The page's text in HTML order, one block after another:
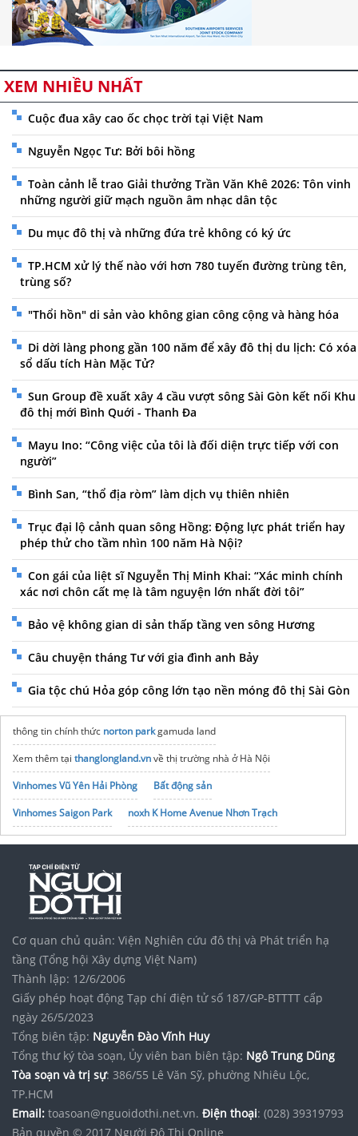
XEM NHIỀU NHẤT
Cuộc đua xây cao ốc chọc trời tại Việt Nam
Nguyễn Ngọc Tư: Bởi bôi hồng
Toàn cảnh lễ trao Giải thưởng Trần Văn Khê 2026: Tôn vinh
những người giữ mạch nguồn âm nhạc dân tộc
Du mục đô thị và những đứa trẻ không có ký ức
TP.HCM xử lý thế nào với hơn 780 tuyến đường trùng tên,
trùng số?
"Thổi hồn" di sản vào không gian công cộng và hàng hóa
Di dời làng phong gần 100 năm để xây đô thị du lịch: Có xóa
sổ dấu tích Hàn Mặc Tử?
Sun Group đề xuất xây 4 cầu vượt sông Sài Gòn kết nối Khu
đô thị mới Bình Quới - Thanh Đa
Mayu Ino: “Công việc của tôi là đối diện trực tiếp với con
người”
Bình San, “thổ địa ròm” làm dịch vụ thiên nhiên
Trục đại lộ cảnh quan sông Hồng: Động lực phát triển hay
phép thử cho tầm nhìn 100 năm Hà Nội?
Con gái của liệt sĩ Nguyễn Thị Minh Khai: “Xác minh chính
xác nơi chôn cất mẹ là tâm nguyện lớn nhất đời tôi”
Bảo vệ không gian di sản thấp tầng ven sông Hương
Câu chuyện tháng Tư với gia đình anh Bảy
Gia tộc chú Hỏa góp công lớn tạo nền móng đô thị Sài Gòn
thông tin chính thức norton parkgamuda land
Xem thêm tại thanglongland.vnvề thị trường nhà ở Hà Nội
Vinhomes Vũ Yên Hải Phòng
Bất động sản
Vinhomes Saigon Park
noxh K Home Avenue Nhơn Trạch
Tập đoàn Bcons Group
Cơ quan chủ quản: Viện Nghiên cứu đô thị và Phát triển hạ
tầng (Tổng hội Xây dựng Việt Nam)
Thành lập: 12/6/2006
Giấy phép hoạt động Tạp chí điện tử số 187/GP-BTTTT cấp
ngày 26/5/2023
Tổng biên tập: Nguyễn Đào Vĩnh Huy
Tổng thư ký tòa soạn, Ủy viên ban biên tập: Ngô Trung Dũng
Tòa soạn và trị sự: 386/55 Lê Văn Sỹ, phường Nhiêu Lộc,
TP.HCM
Email: toasoan@nguoidothi.net.vn. Điện thoại: (028) 39319793
Bản quyền © 2017 Người Đô Thị Online